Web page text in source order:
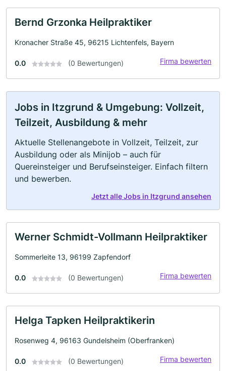
Bernd Grzonka Heilpraktiker
Kronacher Straße 45, 96215 Lichtenfels, Bayern
0.0 (0 Bewertungen) Firma bewerten
Jobs in Itzgrund & Umgebung: Vollzeit,
Teilzeit, Ausbildung & mehr
Aktuelle Stellenangebote in Vollzeit, Teilzeit, zur
Ausbildung oder als Minijob – auch für
Quereinsteiger und Berufseinsteiger. Einfach filtern
und bewerben.
Jetzt alle Jobs in Itzgrund ansehen
Werner Schmidt-Vollmann Heilpraktiker
Sommerleite 13, 96199 Zapfendorf
0.0 (0 Bewertungen) Firma bewerten
Helga Tapken Heilpraktikerin
Rosenweg 4, 96163 Gundelsheim (Oberfranken)
0.0 (0 Bewertungen) Firma bewerten